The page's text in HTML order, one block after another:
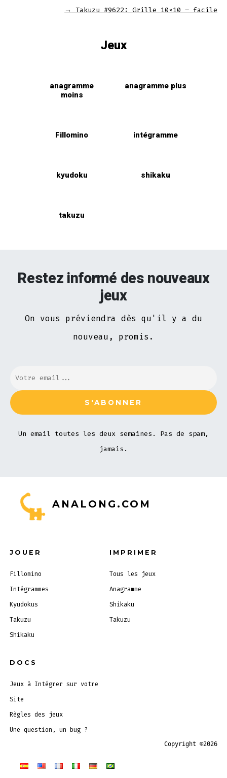
→
Takuzu #9622: Grille 10×10 – facile
Jeux
anagramme
moins
anagramme plus
Fillomino intégramme
kyudoku shikaku
takuzu
Restez informé des nouveaux
jeux
On vous préviendra dès qu'il y a du
nouveau, promis.
Un email toutes les deux semaines. Pas de spam,
jamais.
ANALONG.COM
JOUER
Fillomino
Intégrammes
Kyudokus
Takuzu
Shikaku
IMPRIMER
Tous les jeux
Anagramme
Shikaku
Takuzu
DOCS
Jeux à Intégrer sur votre
Site
Règles des jeux
Une question, un bug ?